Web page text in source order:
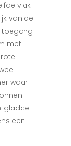
vlak
van de
toegang
met
waar
gladde
een